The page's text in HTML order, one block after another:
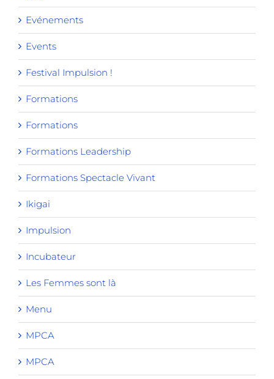
Evénements
Events
Festival Impulsion !
Formations
Formations
Formations Leadership
Formations Spectacle Vivant
Ikigai
Impulsion
Incubateur
Les Femmes sont là
Menu
MPCA
MPCA